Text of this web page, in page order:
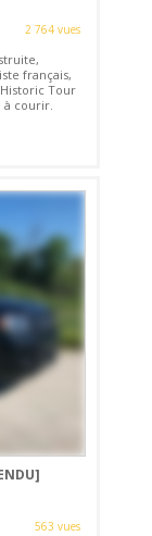
2 764 vues
français,
Tour
à courir.
563 vues